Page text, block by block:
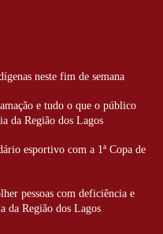
neste fim de semana
e tudo o que o público
da Região dos Lagos
esportivo com a 1ª Copa de
pessoas com deficiência e
da Região dos Lagos